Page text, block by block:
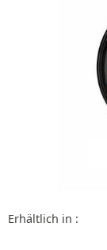
Erhältlich in :